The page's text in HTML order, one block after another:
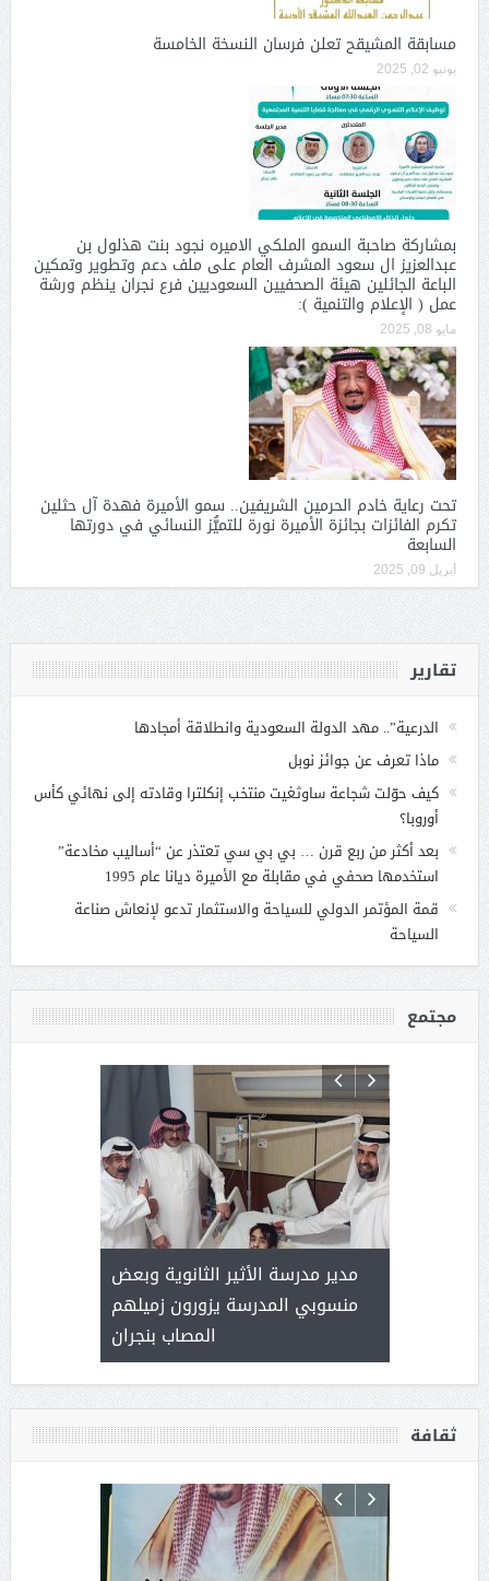
مسابقة المشيقح تعلن فرسان النسخة الخامسة
يونيو 02, 2025
بمشاركة صاحبة السمو الملكي الاميره نجود بنت هذلول بن
عبدالعزيز ال سعود المشرف العام على ملف دعم وتطوير وتمكين
الباعة الجائلين هيئة الصحفيين السعوديين فرع نجران ينظم ورشة
عمل ( الإعلام والتنمية ):
مايو 08, 2025
تحت رعاية خادم الحرمين الشريفين.. سمو الأميرة فهدة آل حثلين
تكرم الفائزات بجائزة الأميرة نورة للتميُّز النسائي في دورتها
السابعة
أبريل 09, 2025
تقارير
الدرعية”.. مهد الدولة السعودية وانطلاقة أمجادها
ماذا تعرف عن جوائز نوبل
كيف حوّلت شجاعة ساوثغيت منتخب إنكلترا وقادته إلى نهائي كأس
أوروبا؟
بعد أكثر من ربع قرن … بي بي سي تعتذر عن “أساليب مخادعة”
استخدمها صحفي في مقابلة مع الأميرة ديانا عام 1995
قمة المؤتمر الدولي للسياحة والاستثمار تدعو لإنعاش صناعة
السياحة
مجتمع
( محمد
مدير مدرسة الأثير الثانوية وبعض
منسوبي المدرسة يزورون زميلهم
المصاب بنجران
) .. ميراث
ثقافة